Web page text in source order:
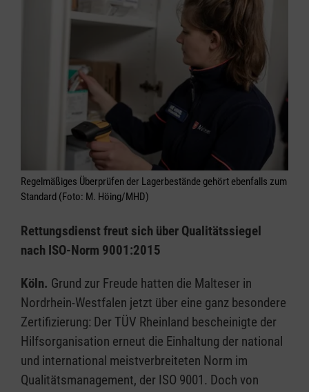
Regelmäßiges Überprüfen der Lagerbestände gehört ebenfalls zum
Standard (Foto: M. Höing/MHD)
Rettungsdienst freut sich über Qualitätssiegel
nach ISO-Norm 9001:2015
Köln. Grund zur Freude hatten die Malteser in
Nordrhein-Westfalen jetzt über eine ganz besondere
Zertifizierung: Der TÜV Rheinland bescheinigte der
Hilfsorganisation erneut die Einhaltung der national
und international meistverbreiteten Norm im
Qualitätsmanagement, der ISO 9001. Doch von